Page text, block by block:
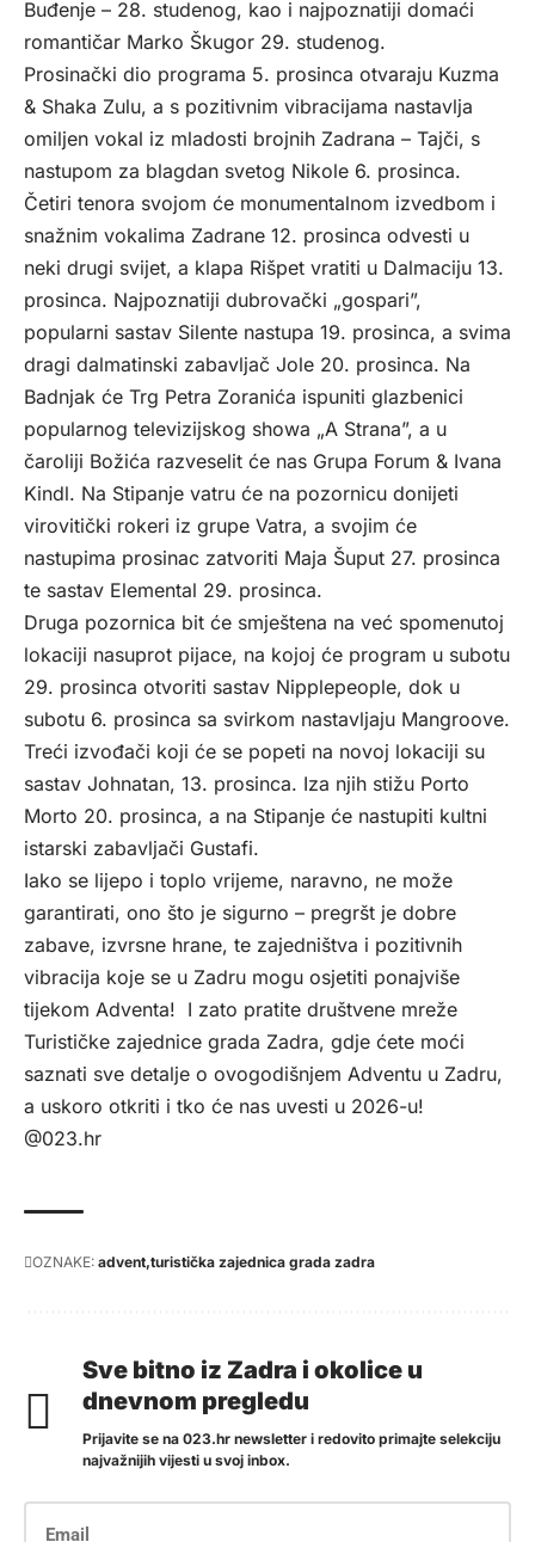
Buđenje – 28. studenog, kao i najpoznatiji domaći
romantičar Marko Škugor 29. studenog.
Prosinački dio programa 5. prosinca otvaraju Kuzma
& Shaka Zulu, a s pozitivnim vibracijama nastavlja
omiljen vokal iz mladosti brojnih Zadrana – Tajči, s
nastupom za blagdan svetog Nikole 6. prosinca.
Četiri tenora svojom će monumentalnom izvedbom i
snažnim vokalima Zadrane 12. prosinca odvesti u
neki drugi svijet, a klapa Rišpet vratiti u Dalmaciju 13.
prosinca. Najpoznatiji dubrovački „gospari”,
popularni sastav Silente nastupa 19. prosinca, a svima
dragi dalmatinski zabavljač Jole 20. prosinca. Na
Badnjak će Trg Petra Zoranića ispuniti glazbenici
popularnog televizijskog showa „A Strana”, a u
čaroliji Božića razveselit će nas Grupa Forum & Ivana
Kindl. Na Stipanje vatru će na pozornicu donijeti
virovitički rokeri iz grupe Vatra, a svojim će
nastupima prosinac zatvoriti Maja Šuput 27. prosinca
te sastav Elemental 29. prosinca.
Druga pozornica bit će smještena na već spomenutoj
lokaciji nasuprot pijace, na kojoj će program u subotu
29. prosinca otvoriti sastav Nipplepeople, dok u
subotu 6. prosinca sa svirkom nastavljaju Mangroove.
Treći izvođači koji će se popeti na novoj lokaciji su
sastav Johnatan, 13. prosinca. Iza njih stižu Porto
Morto 20. prosinca, a na Stipanje će nastupiti kultni
istarski zabavljači Gustafi.
Iako se lijepo i toplo vrijeme, naravno, ne može
garantirati, ono što je sigurno – pregršt je dobre
zabave, izvrsne hrane, te zajedništva i pozitivnih
vibracija koje se u Zadru mogu osjetiti ponajviše
tijekom Adventa! I zato pratite društvene mreže
Turističke zajednice grada Zadra, gdje ćete moći
saznati sve detalje o ovogodišnjem Adventu u Zadru,
a uskoro otkriti i tko će nas uvesti u 2026-u!
@023.hr
OZNAKE: advent turistička zajednica grada zadra
Sve bitno iz Zadra i okolice u
dnevnom pregledu
Prijavite se na 023.hr newsletter i redovito primajte selekciju
najvažnijih vijesti u svoj inbox.